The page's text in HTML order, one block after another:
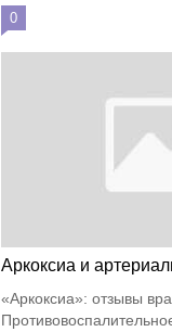
0
Аркоксиа и
«Аркоксиа»: отзывы